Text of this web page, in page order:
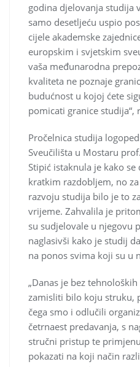
godina djelovanja studija
samo desetljeću uspio
cijele akademske
europskim i svjetskim
vaša međunarodna
kvaliteta ne poznaje
budućnost u kojoj ćete
pomicati granice studija“,
Pročelnica studija
Sveučilišta u Mostaru
Stipić istaknula je kako
kratkim razdobljem, no
razvoju studija bilo je to
vrijeme. Zahvalila je
su sudjelovale u njegovu
naglasivši kako je studij
na ponos svima koji su u
„Danas je bez
zamisliti bilo koju struku,
čega smo i odlučili
četrnaest predavanja, s
stručni pristup te
pokazati na koji način